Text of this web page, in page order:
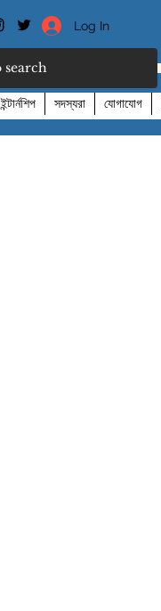
Log In
ইন্টার্নশিপ সদস্যরা যোগাযোগ